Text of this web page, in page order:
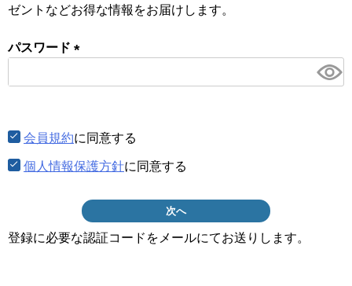
ゼントなどお得な情報をお届けします。
パスワード
須)
会員規約に同意する
個人情報保護方針に同意する
次へ
登録に必要な認証コードをメールにてお送りします。